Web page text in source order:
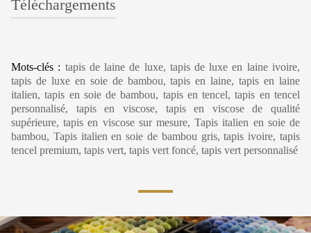
Téléchargements
Mots-clés : tapis de laine de luxe, tapis de luxe en laine ivoire,
tapis de luxe en soie de bambou, tapis en laine, tapis en laine
italien, tapis en soie de bambou, tapis en tencel, tapis en tencel
personnalisé, tapis en viscose, tapis en viscose de qualité
supérieure, tapis en viscose sur mesure, Tapis italien en soie de
bambou, Tapis italien en soie de bambou gris, tapis ivoire, tapis
tencel premium, tapis vert, tapis vert foncé, tapis vert personnalisé